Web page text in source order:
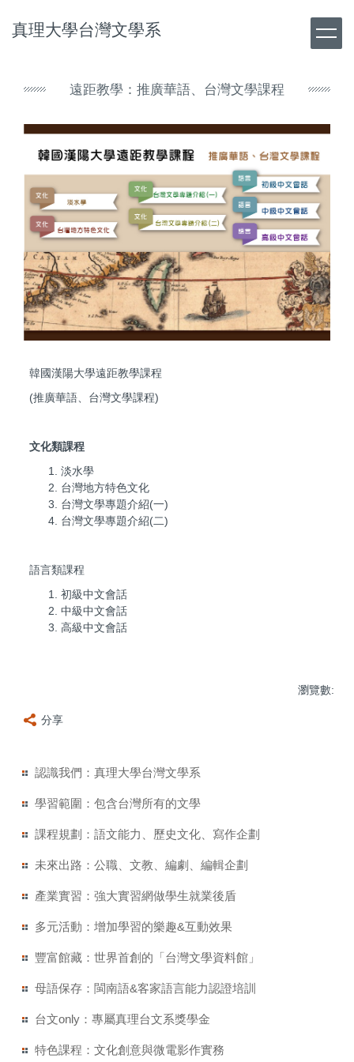
到
真理大學台灣文學系
遠距教學：推廣華語、台灣文學課程
韓國漢陽大學遠距教學課程
(推廣華語、台灣文學課程)
文化類課程
淡水學
台灣地方特色文化
台灣文學專題介紹(一)
台灣文學專題介紹(二)
語言類課程
初級中文會話
中級中文會話
高級中文會話
瀏覽數:
分享
認識我們：真理大學台灣文學系
學習範圍：包含台灣所有的文學
課程規劃：語文能力、歷史文化、寫作企劃
未來出路：公職、文教、編劇、編輯企劃
產業實習：強大實習網做學生就業後盾
多元活動：增加學習的樂趣&互動效果
豐富館藏：世界首創的「台灣文學資料館」
母語保存：閩南語&客家語言能力認證培訓
台文only：專屬真理台文系獎學金
特色課程：文化創意與微電影作實務